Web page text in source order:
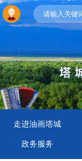
走进油画塔城
政务服务